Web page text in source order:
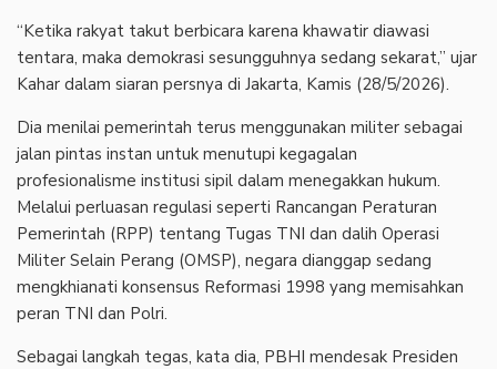
“Ketika rakyat takut berbicara karena khawatir diawasi
tentara, maka demokrasi sesungguhnya sedang sekarat,” ujar
Kahar dalam siaran persnya di Jakarta, Kamis (28/5/2026).
Dia menilai pemerintah terus menggunakan militer sebagai
jalan pintas instan untuk menutupi kegagalan
profesionalisme institusi sipil dalam menegakkan hukum.
Melalui perluasan regulasi seperti Rancangan Peraturan
Pemerintah (RPP) tentang Tugas TNI dan dalih Operasi
Militer Selain Perang (OMSP), negara dianggap sedang
mengkhianati konsensus Reformasi 1998 yang memisahkan
peran TNI dan Polri.
Sebagai langkah tegas, kata dia, PBHI mendesak Presiden